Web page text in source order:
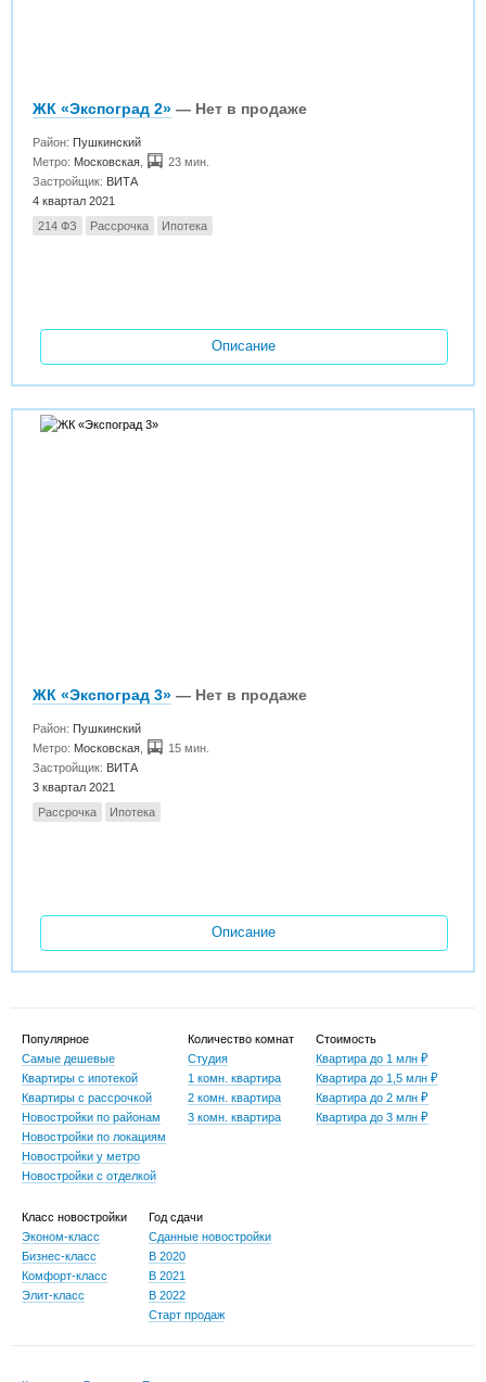
ЖК «Экспоград 2» — Нет в продаже
Район: Пушкинский
Метро: Московская
23 мин.
Застройщик: ВИТА
4 квартал 2021
214 ФЗ
Рассрочка Ипотека
Описание
ЖК «Экспоград 3» — Нет в продаже
Район: Пушкинский
Метро: Московская
15 мин.
Застройщик: ВИТА
3 квартал 2021
Рассрочка
Ипотека
Описание
Популярное
Самые дешевые
Квартиры с ипотекой
Квартиры с рассрочкой
Новостройки по районам
Новостройки по локациям
Новостройки у метро
Новостройки с отделкой
Количество комнат
Студия
1 комн. квартира
2 комн. квартира
3 комн. квартира
Стоимость
Квартира до 1 млн ₽
Квартира до 1,5 млн ₽
Квартира до 2 млн ₽
Квартира до 3 млн ₽
Класс новостройки
Эконом-класс
Бизнес-класс
Комфорт-класс
Элит-класс
Год сдачи
Сданные новостройки
В 2020
В 2021
В 2022
Старт продаж